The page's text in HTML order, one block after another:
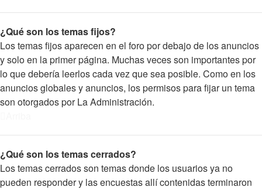
¿Qué son los temas fijos?
Los temas fijos aparecen en el foro por debajo de los anuncios
y solo en la primer página. Muchas veces son importantes por
lo que debería leerlos cada vez que sea posible. Como en los
anuncios globales y anuncios, los permisos para fijar un tema
son otorgados por La Administración.
¿Qué son los temas cerrados?
Los temas cerrados son temas donde los usuarios ya no
pueden responder y las encuestas allí contenidas terminaron